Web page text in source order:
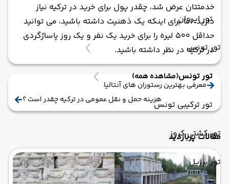
تور ایروان
تور تونس
تور تونس(مشاهده همه)
تور ترکیبی تونس
تور کشتی کروز
تور برزیل
خدمتتان عرض شد، چقدر پول برای خرید در ترکیه نیاز
دارید. اما برای اینکه یک ذهنیت داشته باشید، می توانید
حداقل 500 لیره را برای خرید یک نفر و یک روز پاساژگردی
در ترکیه در نظر داشته باشید.
معرفی بهترین رستوران های آنتالیا
هزینه حمل و نقل عمومی در ترکیه چقدر است ؟
مقالات پربازدید